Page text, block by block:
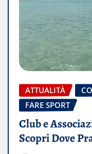
ATTUALITÀ
FARE SPORT
Club e
Scopri Dove